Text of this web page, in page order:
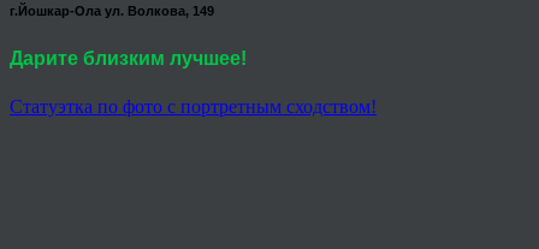
г.Йошкар-Ола ул. Волкова, 149
Дарите близким лучшее!
Статуэтка по фото с портретным сходством!